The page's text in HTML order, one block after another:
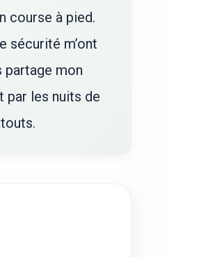
course à pied.
sécurité m’ont
partage mon
par les nuits de